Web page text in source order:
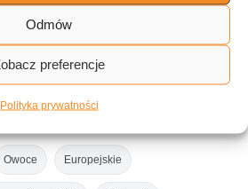
Odmów
preferencje
Polityka prywatności
ILOŚĆ PORCJI
~8 porcji
Owoce Europejskie